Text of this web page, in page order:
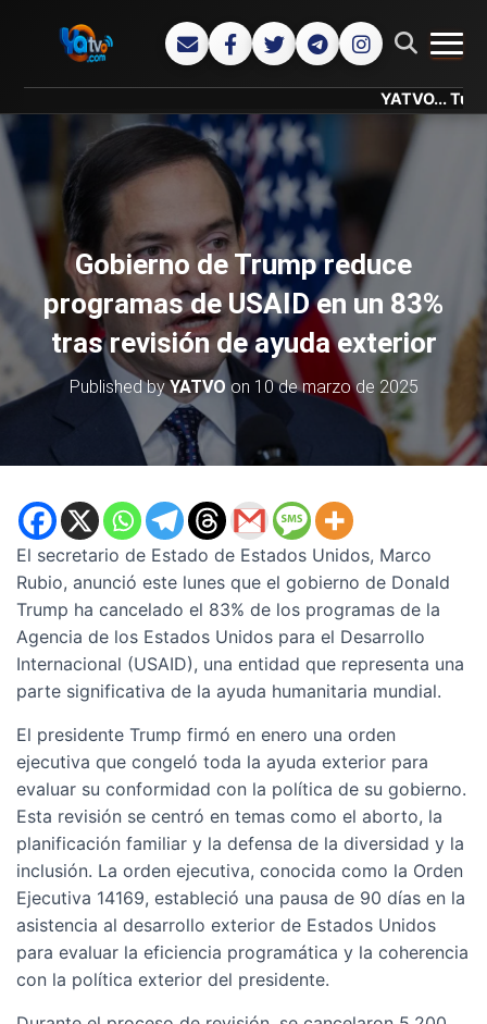
YATVO... Tu Canal
Gobierno de Trump reduce
programas de USAID en un 83%
tras revisión de ayuda exterior
Published byYATVO on 10 de marzo de 2025
El secretario de Estado de Estados Unidos, Marco
Rubio, anunció este lunes que el gobierno de Donald
Trump ha cancelado el 83% de los programas de la
Agencia de los Estados Unidos para el Desarrollo
Internacional (USAID), una entidad que representa una
parte significativa de la ayuda humanitaria mundial.
El presidente Trump firmó en enero una orden
ejecutiva que congeló toda la ayuda exterior para
evaluar su conformidad con la política de su gobierno.
Esta revisión se centró en temas como el aborto, la
planificación familiar y la defensa de la diversidad y la
inclusión. La orden ejecutiva, conocida como la Orden
Ejecutiva 14169, estableció una pausa de 90 días en la
asistencia al desarrollo exterior de Estados Unidos
para evaluar la eficiencia programática y la coherencia
con la política exterior del presidente.